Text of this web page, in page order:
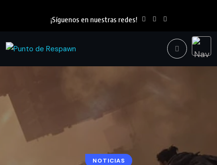
¡Síguenos en nuestras redes!
NOTICIAS